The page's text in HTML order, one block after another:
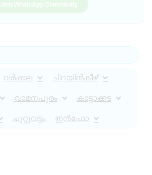
Join WhatsApp Community
വർക്കല ചിറയിൻകീഴ്
വാമനപുരം കാട്ടാക്കട
ചുറ്റുവട്ടം ഇൻഫോ